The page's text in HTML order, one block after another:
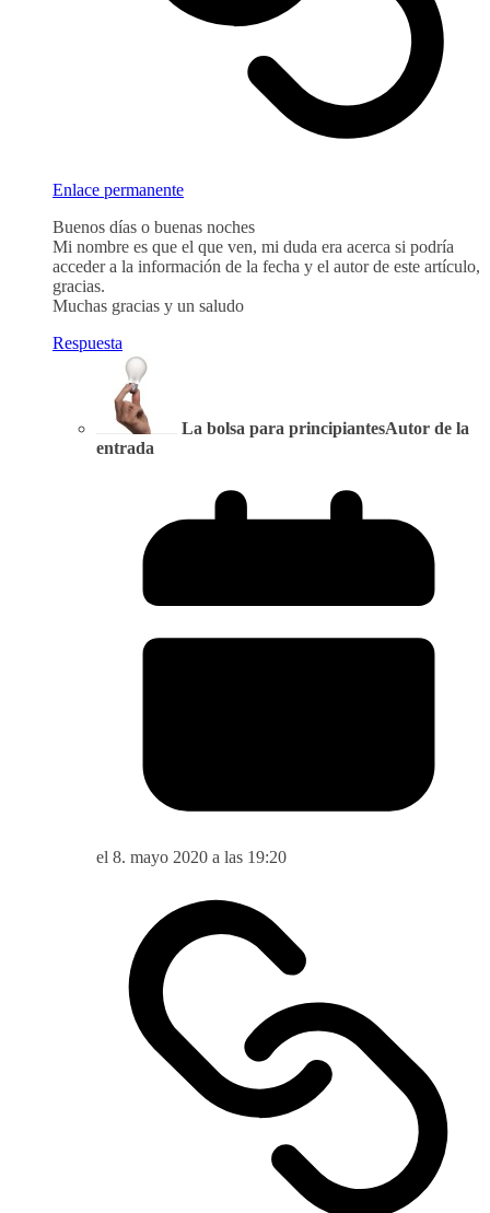
Enlace permanente
Buenos días o buenas noches
Mi nombre es que el que ven, mi duda era acerca si podría
acceder a la información de la fecha y el autor de este artículo,
gracias.
Muchas gracias y un saludo
Respuesta
La bolsa para principiantesAutor de la
entrada
el 8. mayo 2020 a las 19:20